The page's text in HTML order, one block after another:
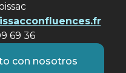
69 36
con nosotros